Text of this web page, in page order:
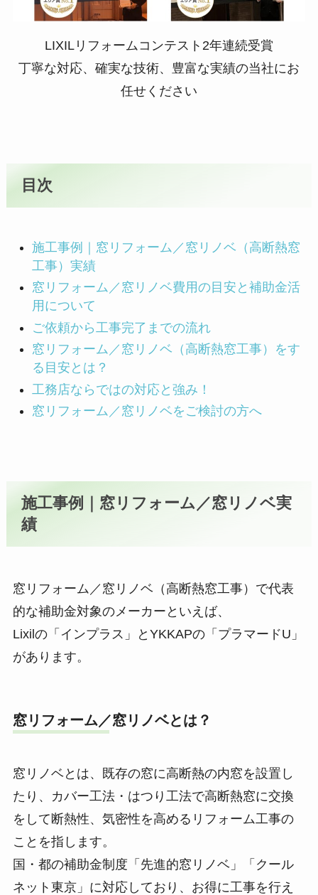
LIXILリフォームコンテスト2年連続受賞
丁寧な対応、確実な技術、豊富な実績の当社にお
任せください
目次
施工事例｜窓リフォーム／窓リノベ（高断熱窓
工事）実績
窓リフォーム／窓リノベ費用の目安と補助金活
用について
ご依頼から工事完了までの流れ
窓リフォーム／窓リノベ（高断熱窓工事）をす
る目安とは？
工務店ならではの対応と強み！
窓リフォーム／窓リノベをご検討の方へ
施工事例｜窓リフォーム／窓リノベ実
績
窓リフォーム／窓リノベ（高断熱窓工事）で代表
的な補助金対象のメーカーといえば、
Lixilの「インプラス」とYKKAPの「プラマードU」
があります。
窓リフォーム／窓リノベとは？
窓リノベとは、既存の窓に高断熱の内窓を設置し
たり、カバー工法・はつり工法で高断熱窓に交換
をして断熱性、気密性を高めるリフォーム工事の
ことを指します。
国・都の補助金制度「先進的窓リノベ」「クール
ネット東京」に対応しており、お得に工事を行え